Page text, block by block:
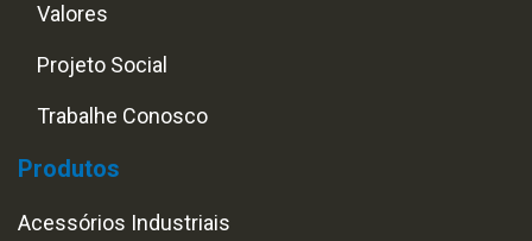
Valores
Projeto Social
Trabalhe Conosco
Produtos
Acessórios Industriais